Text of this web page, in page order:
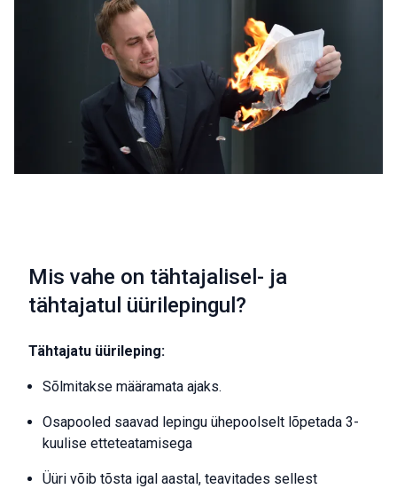
Mis vahe on tähtajalisel- ja
tähtajatul üürilepingul?
Tähtajatu üürileping:
Sõlmitakse määramata ajaks.
Osapooled saavad lepingu ühepoolselt lõpetada 3-
kuulise etteteatamisega
Üüri võib tõsta igal aastal, teavitades sellest